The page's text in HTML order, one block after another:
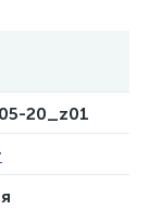
20_z01